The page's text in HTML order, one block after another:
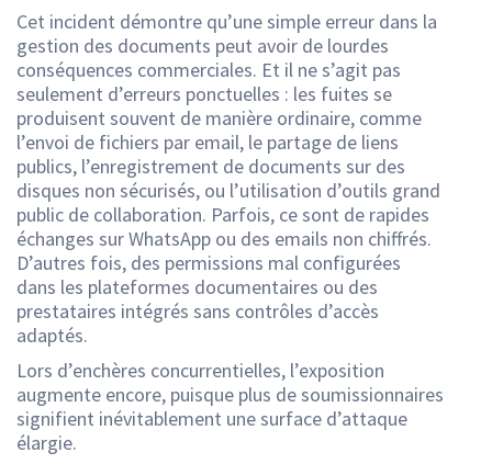
Cet incident démontre qu’une simple erreur dans la
gestion des documents peut avoir de lourdes
conséquences commerciales. Et il ne s’agit pas
seulement d’erreurs ponctuelles : les fuites se
produisent souvent de manière ordinaire, comme
l’envoi de fichiers par email, le partage de liens
publics, l’enregistrement de documents sur des
disques non sécurisés, ou l’utilisation d’outils grand
public de collaboration. Parfois, ce sont de rapides
échanges sur WhatsApp ou des emails non chiffrés.
D’autres fois, des permissions mal configurées
dans les plateformes documentaires ou des
prestataires intégrés sans contrôles d’accès
adaptés.
Lors d’enchères concurrentielles, l’exposition
augmente encore, puisque plus de soumissionnaires
signifient inévitablement une surface d’attaque
élargie.